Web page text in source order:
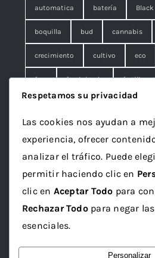
automatica batería Black
boquilla bud cannabis
crecimiento cultivo eco
fem feminizada
fruna galleta
Grotek grow maceta
ml
rolling rosin sativa
x1
Respetamos su privacidad
Las cookies nos ayudan a
experiencia, ofrecer
analizar el tráfico. Puede
permitir haciendo clic en
clic en Aceptar Todo para
Rechazar Todopara negar
esenciales.
Personalizar